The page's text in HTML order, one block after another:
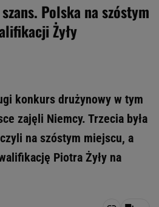
Polska na szóstym
Żyły
konkurs drużynowy w tym
zajęli Niemcy. Trzecia była
na szóstym miejscu, a
Piotra Żyły na